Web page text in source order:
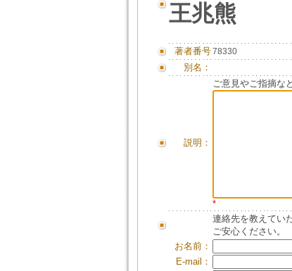
王兆熊
著者番号78330
別名：
説明：
ご意見やご指摘な
*
連絡先を教えてい
ご安心ください。
お名前：
E-mail：